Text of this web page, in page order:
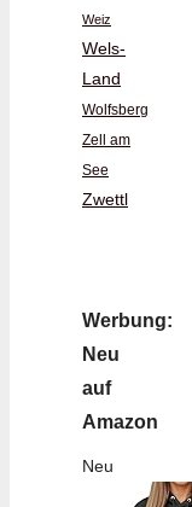
Weiz
Wels-
Land
Wolfsberg
Zell am
See
Zwettl
Werbung:
Neu
auf
Amazon
Neu